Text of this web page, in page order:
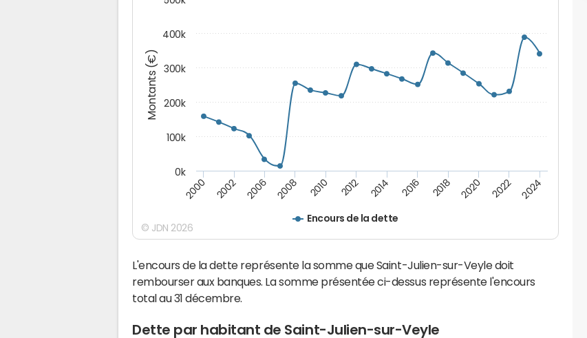
Montants (€)
Encours de la dette
2000 2002 2006 2008 2010 2012 2014 2016 2018 2020 2022 2024
0k
100k
200k
300k
400k
© JDN 2026
L'encours de la dette représente la somme que Saint-Julien-sur-Veyle doit
rembourser aux banques. La somme présentée ci-dessus représente l'encours
total au 31 décembre.
Dette par habitant de Saint-Julien-sur-Veyle